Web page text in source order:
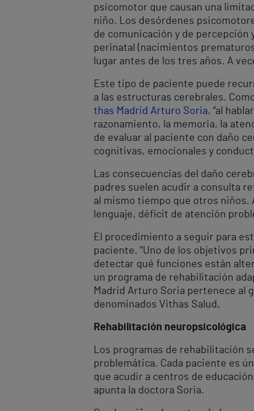
psicomotor que causan una
niño. Los desórdenes
de comunicación y de
perinatal (nacimientos
lugar antes de los tres años. A
Este tipo de paciente puede
a las estructuras cerebrales.
thas Madrid Arturo Soria, “al
razonamiento, la memoria, la
de evaluar al paciente con daño
cognitivas, emocionales y
Las consecuencias del daño
padres suelen acudir a consulta
al mismo tiempo que otros
lenguaje, déficit de atención
El procedimiento a seguir para
paciente. “Uno de los objetivos
detectar qué funciones están
un programa de rehabilitación
Madrid Arturo Soria pertenece al
denominados Vithas Salud .
Rehabilitación neuropsicológica
Los programas de rehabilitación
problemática. Cada paciente es
que acudir a centros de
apunta la doctora Soria.